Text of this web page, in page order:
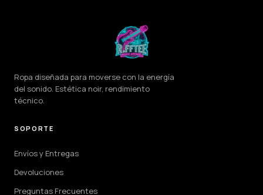
Ropa diseñada para moverse con la energía
del sonido. Estética noir, rendimiento
técnico.
SOPORTE
Envíos y Entregas
Devoluciones
Preguntas Frecuentes